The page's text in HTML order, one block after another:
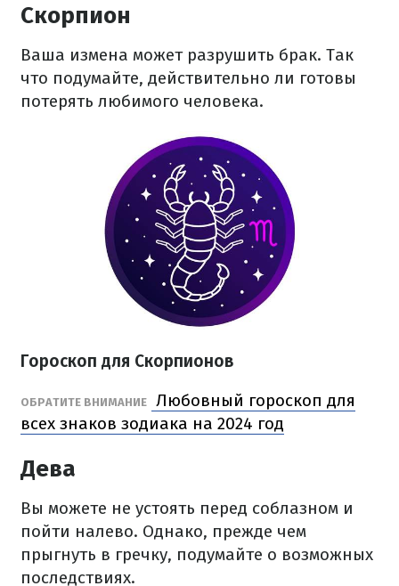
Скорпион
Ваша измена может разрушить брак. Так
что подумайте, действительно ли готовы
потерять любимого человека.
Гороскоп для Скорпионов
ОБРАТИТЕ ВНИМАНИЕ
Любовный гороскоп для
всех знаков зодиака на 2024 год
Дева
Вы можете не устоять перед соблазном и
пойти налево. Однако, прежде чем
прыгнуть в гречку, подумайте о возможных
последствиях.